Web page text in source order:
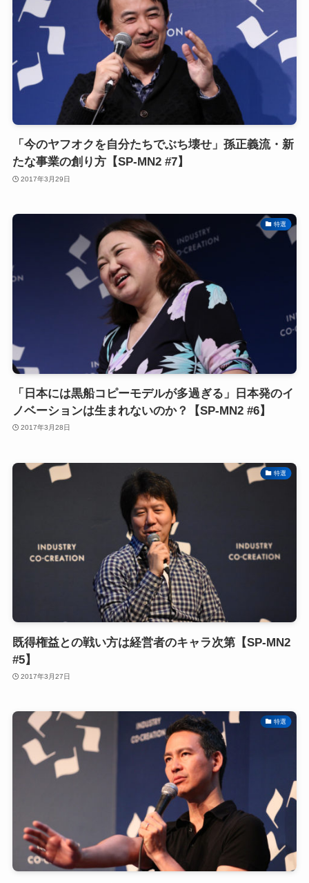
「今のヤフオクを自分たちでぶち壊せ」孫正義流・新
たな事業の創り方【SP-MN2 #7】
2017年3月29日
特選
「日本には黒船コピーモデルが多過ぎる」日本発のイ
ノベーションは生まれないのか？【SP-MN2 #6】
2017年3月28日
特選
既得権益との戦い方は経営者のキャラ次第【SP-MN2
#5】
2017年3月27日
特選